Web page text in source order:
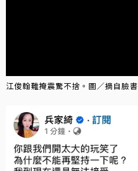
江俊翰難掩震驚不捨。圖／摘自臉書